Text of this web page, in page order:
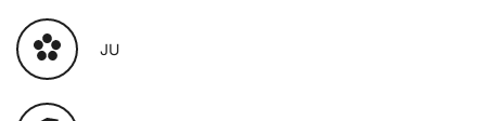
JU